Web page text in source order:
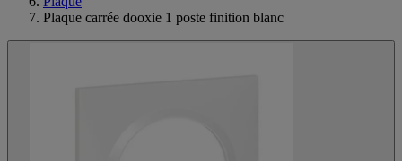
Plaque carrée dooxie 1 poste finition blanc